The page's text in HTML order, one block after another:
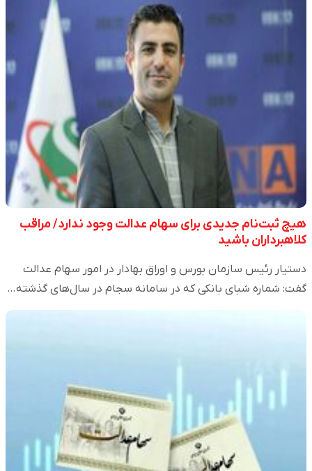
هیچ ثبت‌نام جدیدی برای سهام عدالت وجود ندارد/ مراقب
کلاهبرداران باشید
دستیار رئیس سازمان بورس و اوراق بهادار در امور سهام عدالت
گفت: شماره شبای بانکی که در سامانه سجام در سال‌های گذشته…